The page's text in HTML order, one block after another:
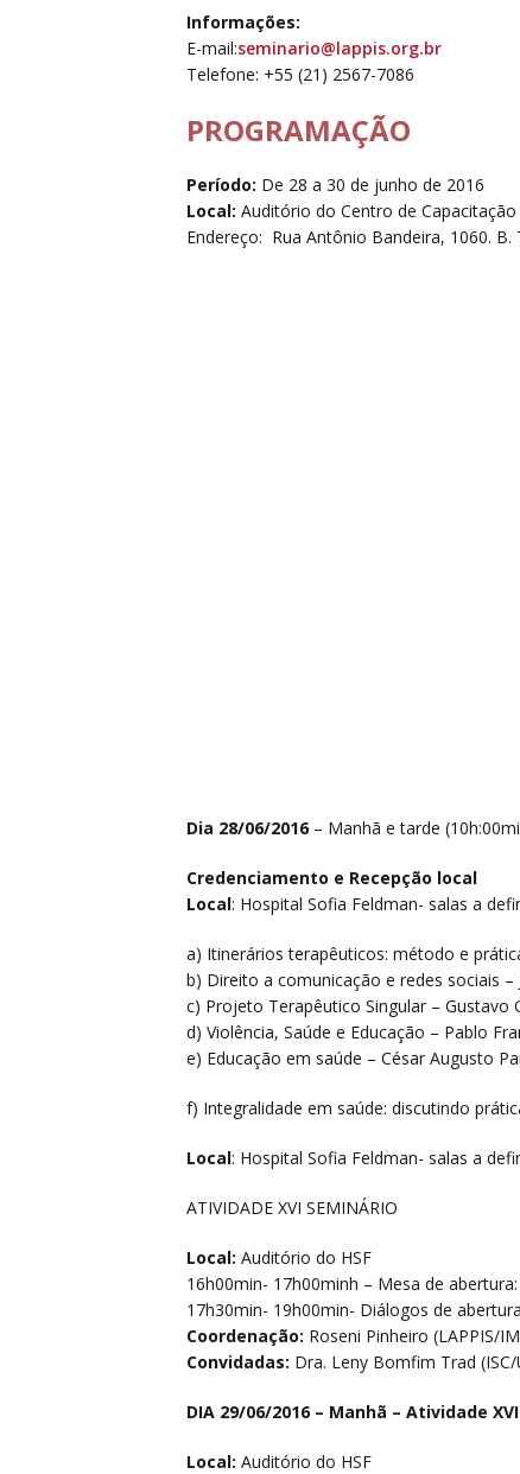
Informações:
E-mail:seminario@lappis.org.br
Telefone: +55 (21) 2567-7086
PROGRAMAÇÃO
Período: De 28 a 30 de junho de 2016
Local: Auditório do Centro de
Endereço: Rua Antônio Bandeira, 1060. B.
Dia 28/06/2016 – Manhã e tarde
Credenciamento e Recepção local
Local: Hospital Sofia Feldman- salas a
a) Itinerários terapêuticos: método e
b) Direito a comunicação e redes sociais –
c) Projeto Terapêutico Singular – Gustavo
d) Violência, Saúde e Educação – Pablo
e) Educação em saúde – César Augusto
f) Integralidade em saúde: discutindo
Local: Hospital Sofia Feldman- salas a
ATIVIDADE XVI SEMINÁRIO
Local: Auditório do HSF
16h00min- 17h00minh – Mesa de
17h30min- 19h00min- Diálogos de
Coordenação: Roseni Pinheiro (LAPPIS/
Convidadas: Dra. Leny Bomfim Trad (ISC/
DIA 29/06/2016 – Manhã – Atividade
Local: Auditório do HSF